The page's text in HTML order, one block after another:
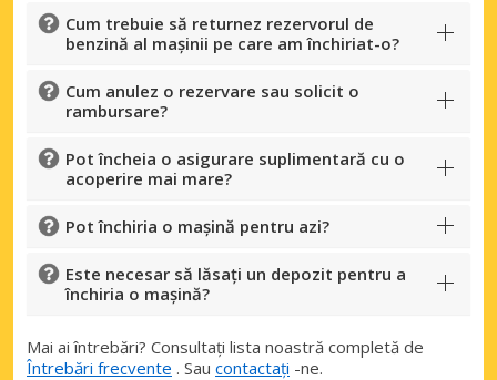
Cum trebuie să returnez rezervorul de
benzină al mașinii pe care am închiriat-o?
Cum anulez o rezervare sau solicit o
rambursare?
Pot încheia o asigurare suplimentară cu o
acoperire mai mare?
Pot închiria o mașină pentru azi?
Este necesar să lăsați un depozit pentru a
închiria o mașină?
Mai ai întrebări? Consultați lista noastră completă de
Întrebări frecvente . Sau contactați -ne.